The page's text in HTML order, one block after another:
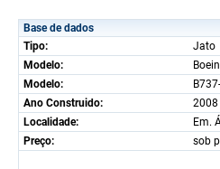
Base de dados
Tipo:
Jato
Modelo:
Modelo:
Ano Construido:
2008
Localidade:
Em.
Preço:
sob